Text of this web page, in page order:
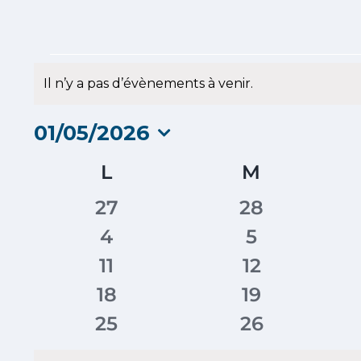
Évènements
Notice
Il n’y a pas d’évènements à venir.
01/05/2026
Calendrier
Évènements
LLUNDI M
0
évènements
27
0
évènements
28
0
évènements
4
0
évènements
5
0
évènements
11
0
évènements
12
0
évènements
18
0
évènements
19
0
25
0
26